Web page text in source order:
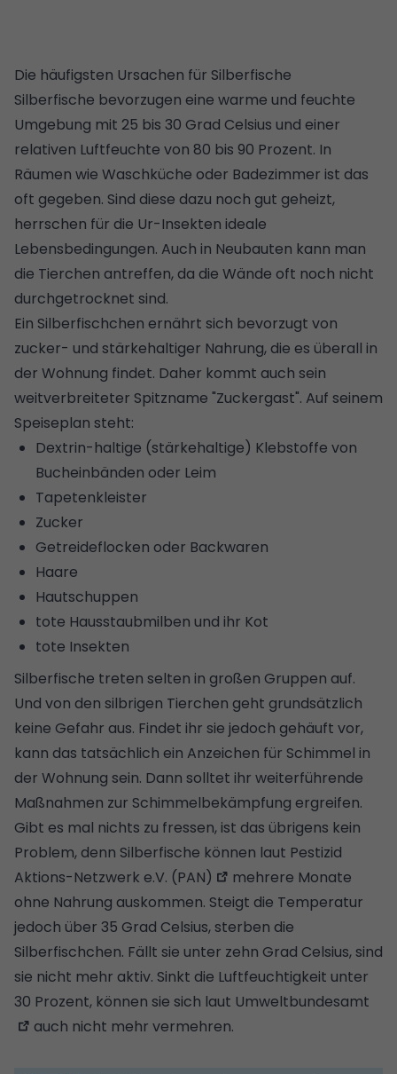
Die häufigsten Ursachen für Silberfische
Silberfische bevorzugen eine warme und feuchte
Umgebung mit 25 bis 30 Grad Celsius und einer
relativen Luftfeuchte von 80 bis 90 Prozent. In
Räumen wie Waschküche oder Badezimmer ist das
oft gegeben. Sind diese dazu noch gut geheizt,
herrschen für die Ur-Insekten ideale
Lebensbedingungen. Auch in Neubauten kann man
die Tierchen antreffen, da die Wände oft noch nicht
durchgetrocknet sind.
Ein Silberfischchen ernährt sich bevorzugt von
zucker- und stärkehaltiger Nahrung, die es überall in
der Wohnung findet. Daher kommt auch sein
weitverbreiteter Spitzname "Zuckergast". Auf seinem
Speiseplan steht:
Dextrin-haltige (stärkehaltige) Klebstoffe von
Bucheinbänden oder Leim
Tapetenkleister
Zucker
Getreideflocken oder Backwaren
Haare
Hautschuppen
tote Hausstaubmilben und ihr Kot
tote Insekten
Silberfische treten selten in großen Gruppen auf.
Und von den silbrigen Tierchen geht grundsätzlich
keine Gefahr aus. Findet ihr sie jedoch gehäuft vor,
kann das tatsächlich ein Anzeichen für Schimmel in
der Wohnung sein. Dann solltet ihr weiterführende
Maßnahmen zur Schimmelbekämpfung ergreifen.
Gibt es mal nichts zu fressen, ist das übrigens kein
Problem, denn Silberfische können laut Pestizid
Aktions-Netzwerk e.V. (PAN)
mehrere Monate
ohne Nahrung auskommen. Steigt die Temperatur
jedoch über 35 Grad Celsius, sterben die
Silberfischchen. Fällt sie unter zehn Grad Celsius, sind
sie nicht mehr aktiv. Sinkt die Luftfeuchtigkeit unter
30 Prozent, können sie sich laut Umweltbundesamt
auch nicht mehr vermehren.